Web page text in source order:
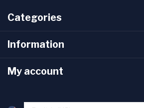
Categories
Information
My account